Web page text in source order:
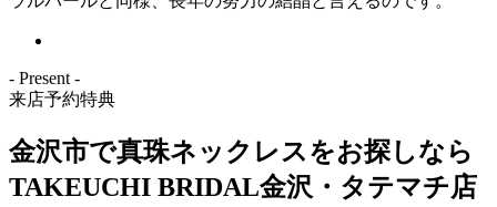
- Present -
来店予約特典
金沢市で真珠ネックレスをお探しなら
TAKEUCHI BRIDAL金沢・タテマチ店